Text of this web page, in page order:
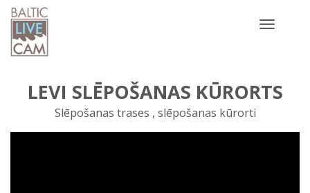
Toggle
LEVI SLĒPOŠANAS KŪRORTS
Slēpošanas trases , slēpošanas kūrorti